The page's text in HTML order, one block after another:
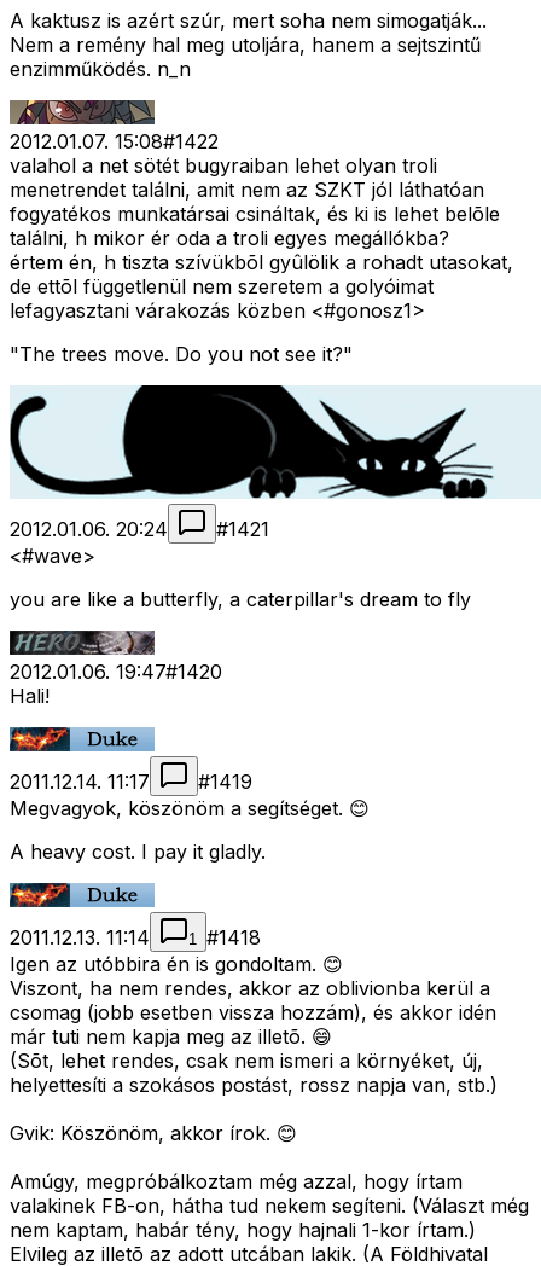
A kaktusz is azért szúr, mert soha nem simogatják...
Nem a remény hal meg utoljára, hanem a sejtszintű
enzimműködés. n_n
2012.01.07. 15:08#1422
valahol a net sötét bugyraiban lehet olyan troli
menetrendet találni, amit nem az SZKT jól láthatóan
fogyatékos munkatársai csináltak, és ki is lehet belõle
találni, h mikor ér oda a troli egyes megállókba?
értem én, h tiszta szívükbõl gyûlölik a rohadt utasokat,
de ettõl függetlenül nem szeretem a golyóimat
lefagyasztani várakozás közben <#gonosz1>
"The trees move. Do you not see it?"
2012.01.06. 20:24 #1421
<#wave>
you are like a butterfly, a caterpillar's dream to fly
2012.01.06. 19:47#1420
Hali!
2011.12.14. 11:17 #1419
Megvagyok, köszönöm a segítséget. 😊
A heavy cost. I pay it gladly.
2011.12.13. 11:14 1 #1418
Igen az utóbbira én is gondoltam. 😊
Viszont, ha nem rendes, akkor az oblivionba kerül a
csomag (jobb esetben vissza hozzám), és akkor idén
már tuti nem kapja meg az illetõ. 😄
(Sõt, lehet rendes, csak nem ismeri a környéket, új,
helyettesíti a szokásos postást, rossz napja van, stb.)
Gvik: Köszönöm, akkor írok. 😊
Amúgy, megpróbálkoztam még azzal, hogy írtam
valakinek FB-on, hátha tud nekem segíteni. (Választ még
nem kaptam, habár tény, hogy hajnali 1-kor írtam.)
Elvileg az illetõ az adott utcában lakik. (A Földhivatal